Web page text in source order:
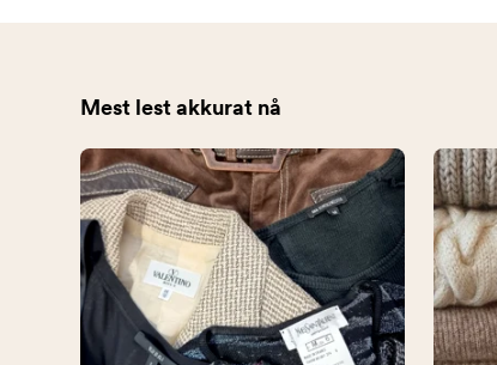
Mest lest akkurat nå